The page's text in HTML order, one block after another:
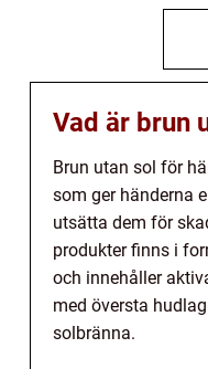
Vad är brun
Brun utan sol för
som ger händerna
utsätta dem för
produkter finns i
och innehåller
med översta
solbränna.